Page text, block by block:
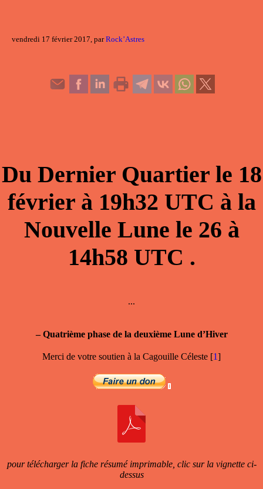
vendredi 17 février 2017, parRock’Astres
Du Dernier Quartierle 18
févrierà 19h32 UTC à la
Nouvelle Lune le 26 à
14h58 UTC .
...
– Quatrième phase de la deuxième Lune d’Hiver
Merci de votre soutien à la Cagouille Céleste [1]
pour télécharger la fiche résumé imprimable, clic sur la vignette ci-
dessus